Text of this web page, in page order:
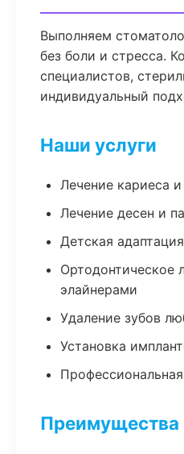
Выполняем
без боли и стресса.
специалистов,
индивидуальный
Наши услуги
Лечение кариеса
Лечение десен и
Детская
Ортодонтическое
элайнерами
Удаление зубов
Установка
Преимущества